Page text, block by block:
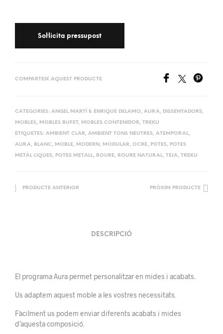
COMPARTEIX AQUEST PRODUCTE
CATEGORIES: ANGEL MARTÍ & ENRIQUE DELAMO, AURA, DISSENYADORS,
MOBLES, MOBLES BUFET, MOBLES CONTENIDOR, TREKU
ETIQUETES: AMBIENT CLAR, AMBIENT TONS NEUTRES, ATEMPORAL,
AURA, BLANC, MOBLE, MODERN , MODULAR, OCRE, POTES, POTES
METÀL·LIQUES, POTES METALL, ROURE, ROURE NATURAL, TEJA, TREKU
PRODUCTE ANTERIOR PRÒXIM PRODUCTE
DESCRIPCIÓ
El programa Aura permet personalitzar en mides i acabats.
Us adaptem aquest moble a les vostres necessitats.
Fàcilment us podem enviar diferents acabats i mides
d’aquesta composició.